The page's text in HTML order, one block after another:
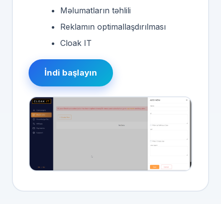
Məlumatların təhlili
Reklamın optimallaşdırılması
Cloak IT
İndi başlayın